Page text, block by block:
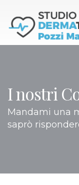
I nostri
Mandami una
saprò